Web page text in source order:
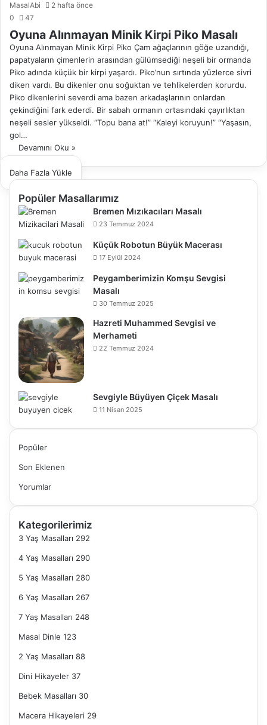
MasalAbi
2 hafta önce
0
47
Oyuna Alınmayan Minik Kirpi Piko Masalı
Oyuna Alınmayan Minik Kirpi Piko Çam ağaçlarının göğe uzandığı,
papatyaların çimenlerin arasından gülümsediği neşeli bir ormanda
Piko adında küçük bir kirpi yaşardı. Piko’nun sırtında yüzlerce sivri
diken vardı. Bu dikenler onu soğuktan ve tehlikelerden korurdu.
Piko dikenlerini severdi ama bazen arkadaşlarının onlardan
çekindiğini fark ederdi. Bir sabah ormanın ortasındaki çayırlıktan
neşeli sesler yükseldi. “Topu bana at!” “Kaleyi koruyun!” “Yaşasın,
gol…
Devamını Oku »
Daha Fazla Yükle
Popüler Masallarımız
Bremen Mızıkacıları Masalı
23 Temmuz 2024
Küçük Robotun Büyük Macerası
17 Eylül 2024
Peygamberimizin Komşu Sevgisi
Masalı
30 Temmuz 2025
Hazreti Muhammed Sevgisi ve
Merhameti
22 Temmuz 2024
Sevgiyle Büyüyen Çiçek Masalı
11 Nisan 2025
Popüler
Son Eklenen
Yorumlar
Kategorilerimiz
3 Yaş Masalları 292
4 Yaş Masalları 290
5 Yaş Masalları 280
6 Yaş Masalları 267
7 Yaş Masalları 248
Masal Dinle 123
2 Yaş Masalları 88
Dini Hikayeler 37
Bebek Masalları 30
Macera Hikayeleri 29